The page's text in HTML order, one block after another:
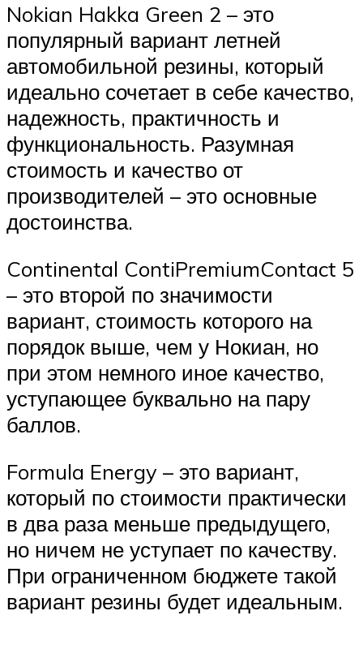
Nokian Hakka Green 2 – это
популярный вариант летней
автомобильной резины, который
идеально сочетает в себе качество,
надежность, практичность и
функциональность. Разумная
стоимость и качество от
производителей – это основные
достоинства.
Continental ContiPremiumContact 5
– это второй по значимости
вариант, стоимость которого на
порядок выше, чем у Нокиан, но
при этом немного иное качество,
уступающее буквально на пару
баллов.
Formula Energy – это вариант,
который по стоимости практически
в два раза меньше предыдущего,
но ничем не уступает по качеству.
При ограниченном бюджете такой
вариант резины будет идеальным.